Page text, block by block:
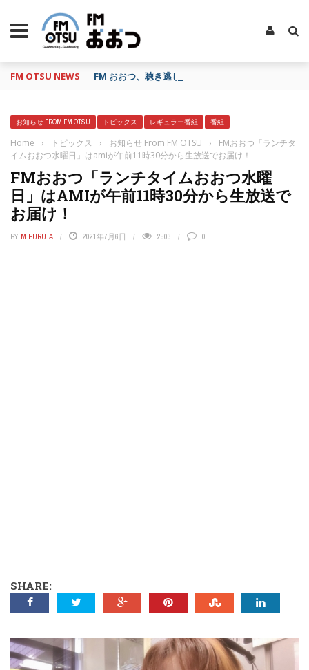
FM OTSU NEWS FM おおつ、聴き逃し番組配信サービス「shelfs」
お知らせ FROM FM OTSU トピックス レギュラー番組 番組
Home › トピックス › お知らせ From FM OTSU ›
FMおおつ「ランチタ
イムおおつ水曜日」はamiが午前11時30分から生放送でお届け！
FMおおつ「ランチタイムおおつ水曜
日」はAMIが午前11時30分から生放送で
お届け！
BY M.FURUTA 2021年7月6日 2503 0
SHARE: